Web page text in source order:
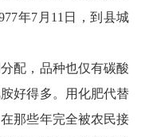
年7月11日，到县城
配，品种也仅有碳酸
好得多。用化肥代替
那些年完全被农民接